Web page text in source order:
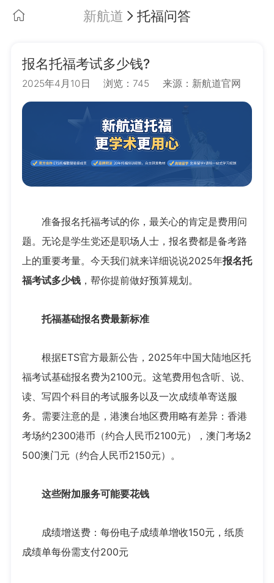
新航道 托福问答
报名托福考试多少钱?
2025年4月10日 浏览：745 来源：新航道官网
准备报名托福考试的你，最关心的肯定是费用问
题。无论是学生党还是职场人士，报名费都是备考路
上的重要考量。今天我们就来详细说说2025年报名托
福考试多少钱，帮你提前做好预算规划。
托福基础报名费最新标准
根据ETS官方最新公告，2025年中国大陆地区托
福考试基础报名费为2100元。这笔费用包含听、说、
读、写四个科目的考试服务以及一次成绩单寄送服
务。需要注意的是，港澳台地区费用略有差异：香港
考场约2300港币（约合人民币2100元），澳门考场2
500澳门元（约合人民币2150元）。
这些附加服务可能要花钱
成绩增送费：每份电子成绩单增收150元，纸质
成绩单每份需支付200元